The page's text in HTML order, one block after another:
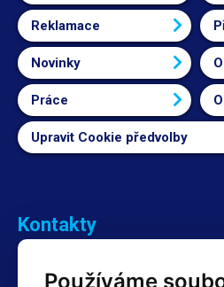
Používáme
Reklamace
Novinky
Práce
Upravit Cookie předvolby
Kontakty